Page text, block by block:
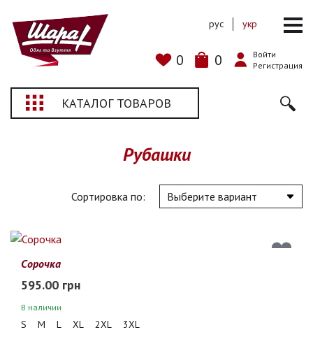
0 0
Войти
Регистрация
рус укр
КАТАЛОГ ТОВАРОВ
Рубашки
Сортировка по:
Сорочка
595.00 грн
В наличии
S M L XL 2XL 3XL